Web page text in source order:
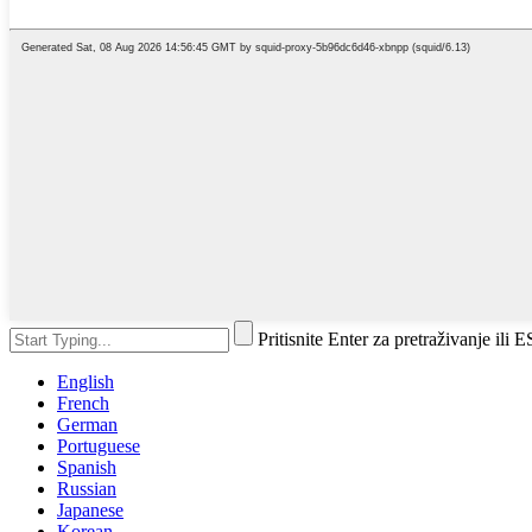
Pritisnite Enter za pretraživanje ili
English
French
German
Portuguese
Spanish
Russian
Japanese